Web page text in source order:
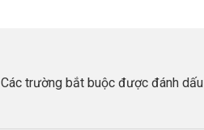
Các trường bắt buộc được đánh dấu